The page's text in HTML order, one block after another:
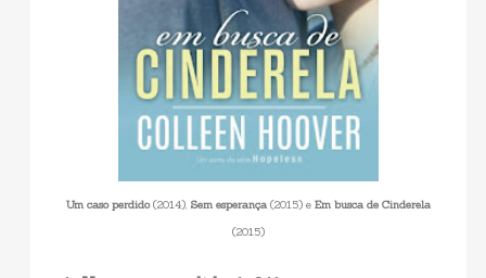
Um caso perdido(2014), Sem esperança(2015) e Em busca de Cinderela
(2015)